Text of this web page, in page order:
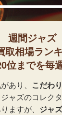
週間ジャズ
取相場ラン
位までを毎
あり、 こだわ
ャズのコレク
ますが、 ジャ